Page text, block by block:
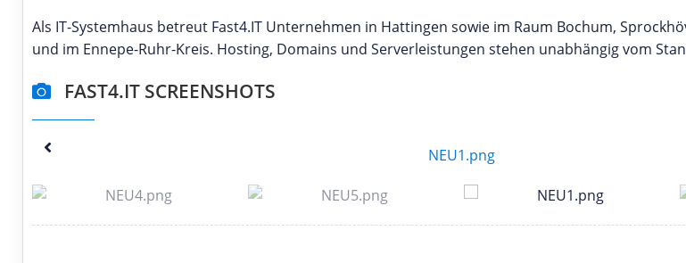
Als IT-Systemhaus betreut Fast4.IT Unternehmen in Hattingen sowie im Raum Bochum,
und im Ennepe-Ruhr-Kreis. Hosting, Domains und Serverleistungen stehen unabhängig vom
FAST4.IT SCREENSHOTS